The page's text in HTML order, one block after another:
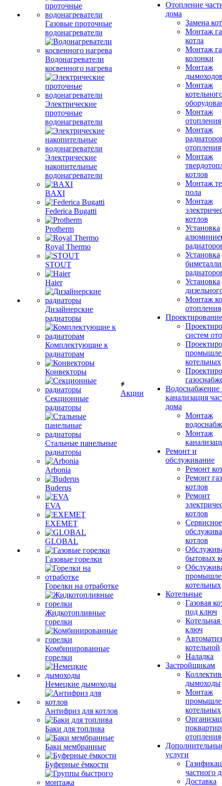
Газовые проточные
водонагреватели
Водонагреватели
косвенного нагрева
Электрические
проточные
водонагреватели
Электрические
накопительные
водонагреватели
BAXI
Federica Bugatti
Protherm
Royal Thermo
STOUT
Haier
Дизайнерские
радиаторы
Комплектующие к
радиаторам
Конвекторы
Секционные
радиаторы
Стальные панельные
радиаторы
Arbonia
Buderus
EVA
EXEMET
GLOBAL
Газовые горелки
Горелки на отработке
Жидкотопливные
горелки
Комбинированные
горелки
Немецкие дымоходы
Антифриз для котлов
Баки для топлива
Баки мембранные
Буферные ёмкости
Акции
Отопление
дома
Замена
Монтаж
котла
Монтаж
колонки
Монтаж
Монтаж
Монтаж
отопления
Монтаж
отопления
Монтаж
котлов
Монтаж
пола
Монтаж
котлов
Установка
Установка
Установка
Монтаж
отопления
Проектирование
систем
котельных
Водоснабжение
канализация
дома
Монтаж
Монтаж
Ремонт и
обслуживание
Ремонт
Ремонт
котлов
Ремонт
котлов
Сервисное
котлов
бытовых
котельных
Котельные
Газовая
под ключ
ключ
котельной
Наладка
Застройщикам
дымоходы
Монтаж
котельных
отопления
услуги
частного
Доставка